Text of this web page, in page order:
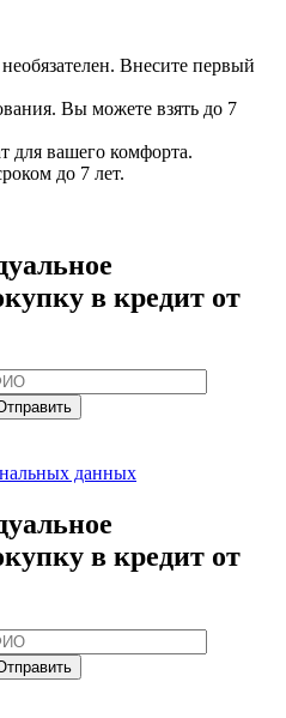
необязателен. Внесите первый
Вы можете взять до 7
для вашего комфорта.
до 7 лет.
в кредит от
данных
в кредит от